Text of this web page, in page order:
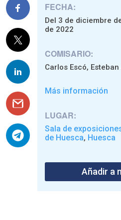
FECHA:
Del 3 de diciembre
de 2022
COMISARIO:
Carlos Escó,
Más información
LUGAR:
Sala de
de Huesca, Huesca
Añadir a